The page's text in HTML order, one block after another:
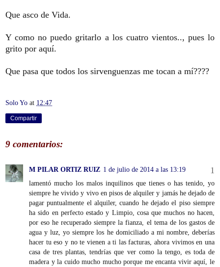
Que asco de Vida.
Y como no puedo gritarlo a los cuatro vientos.., pues lo
grito por aquí.
Que pasa que todos los sirvenguenzas me tocan a mí????
Solo Yo at 12:47
Compartir
9 comentarios:
M PILAR ORTIZ RUIZ 1 de julio de 2014 a las 13:19
lamentó mucho los malos inquilinos que tienes o has tenido, yo
siempre he vivido y vivo en pisos de alquiler y jamás he dejado de
pagar puntualmente el alquiler, cuando he dejado el piso siempre
ha sido en perfecto estado y Limpio, cosa que muchos no hacen,
por eso he recuperado siempre la fianza, el tema de los gastos de
agua y luz, yo siempre los he domiciliado a mi nombre, deberías
hacer tu eso y no te vienen a ti las facturas, ahora vivimos en una
casa de tres plantas, tendrías que ver como la tengo, es toda de
madera y la cuido mucho mucho porque me encanta vivir aquí, le